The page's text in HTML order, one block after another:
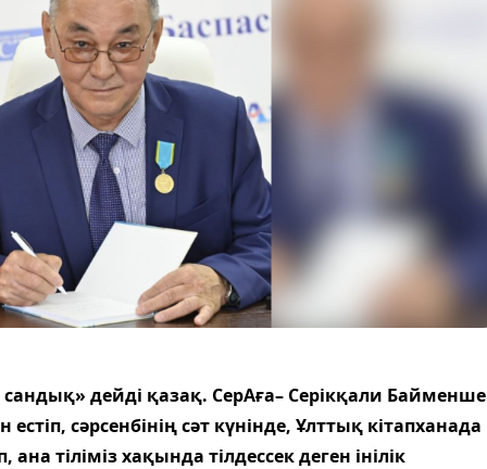
дейді қазақ. СерАға– Серікқали Байменше
сәрсенбінің сәт күнінде, Ұлттық кітапханада
тіліміз хақында тілдессек деген інілік